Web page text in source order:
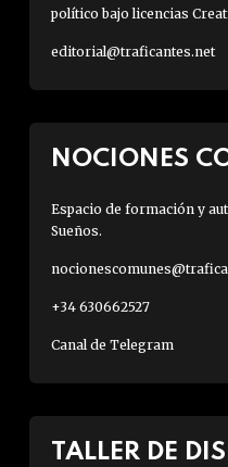
político bajo licencias
editorial@traficantes.net
NOCIONES
Espacio de formación y
Sueños.
+34 630662527
Canal de Telegram
TALLER DE